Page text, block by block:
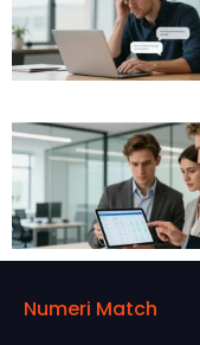
Numeri Match